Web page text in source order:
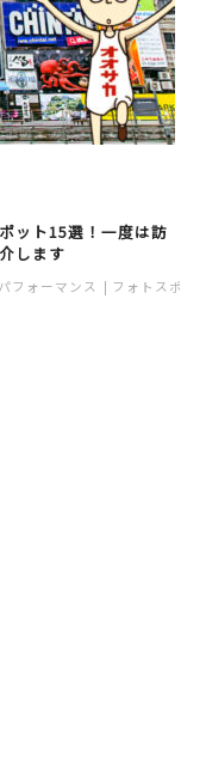
ット15選！一度は訪
します
フォーマンス フォトスポッ